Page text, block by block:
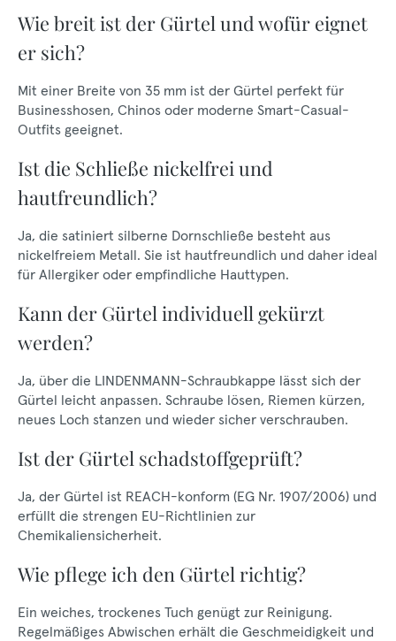
Wie breit ist der Gürtel und wofür eignet
er sich?
Mit einer Breite von 35 mm ist der Gürtel perfekt für
Businesshosen, Chinos oder moderne Smart-Casual-
Outfits geeignet.
Ist die Schließe nickelfrei und
hautfreundlich?
Ja, die satiniert silberne Dornschließe besteht aus
nickelfreiem Metall. Sie ist hautfreundlich und daher ideal
für Allergiker oder empfindliche Hauttypen.
Kann der Gürtel individuell gekürzt
werden?
Ja, über die LINDENMANN-Schraubkappe lässt sich der
Gürtel leicht anpassen. Schraube lösen, Riemen kürzen,
neues Loch stanzen und wieder sicher verschrauben.
Ist der Gürtel schadstoffgeprüft?
Ja, der Gürtel ist REACH-konform (EG Nr. 1907/2006) und
erfüllt die strengen EU-Richtlinien zur
Chemikaliensicherheit.
Wie pflege ich den Gürtel richtig?
Ein weiches, trockenes Tuch genügt zur Reinigung.
Regelmäßiges Abwischen erhält die Geschmeidigkeit und